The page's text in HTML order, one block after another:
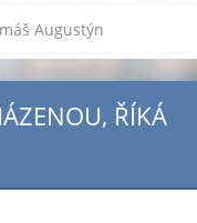
Augustýn
ŘÍKÁ